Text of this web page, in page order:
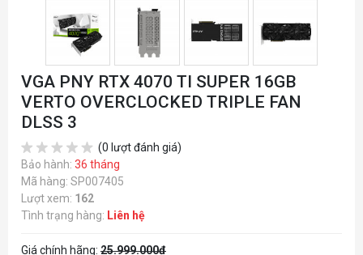
VGA PNY RTX 4070 TI SUPER 16GB
VERTO OVERCLOCKED TRIPLE FAN
DLSS 3
(0 lượt đánh giá)
Bảo hành: 36 tháng
Mã hàng: SP007405
Lượt xem: 162
Tình trạng hàng: Liên hệ
Giá chính hãng: 25.999.000đ